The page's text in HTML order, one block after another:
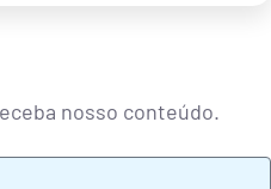
nosso conteúdo.